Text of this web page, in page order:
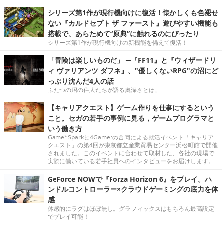
シリーズ第1作が現行機向けに復活！懐かしくも色褪せ
ない『カルドセプト ザ ファースト』遊びやすい機能も
搭載で、あらためて“原典”に触れるのにぴったり
シリーズ第1作が現行機向けの新機能を備えて復活！
「冒険は楽しいものだ」 ─『FF11』と『ウィザードリ
ィ ヴァリアンツ ダフネ』、"優しくないRPG"の沼にど
っぷり沈んだ4人の話
ふたつの沼の住人たちが語る奥深さとは。
【キャリアクエスト】ゲーム作りを仕事にするという
こと。セガの若手の事例に見る，ゲームプログラマと
いう働き方
Game*Sparkと4Gamerの合同による就活イベント「キャリア
クエスト」の第4回が東京都立産業貿易センター浜松町館で開催
されました。このイベントに合わせて取材した、各社の現場で
実際に働いている若手社員へのインタビューをお届けします。
GeForce NOWで『Forza Horizon 6』をプレイ。ハ
ンドルコントローラー×クラウドゲーミングの底力を体
感
体感的にラグはほぼ無し。グラフィックスはもちろん最高設定
でプレイ可能！